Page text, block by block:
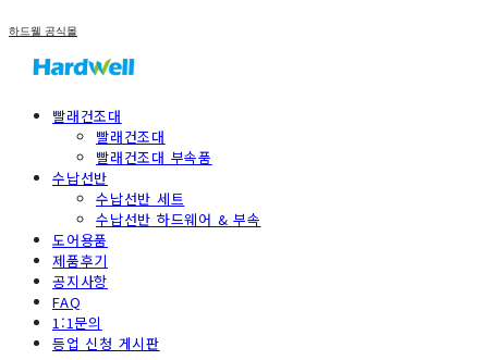
하드웰 공식몰
빨래건조대
빨래건조대
빨래건조대 부속품
수납선반
수납선반 세트
수납선반 하드웨어 & 부속
도어용품
제품후기
공지사항
FAQ
1:1문의
등업 신청 게시판